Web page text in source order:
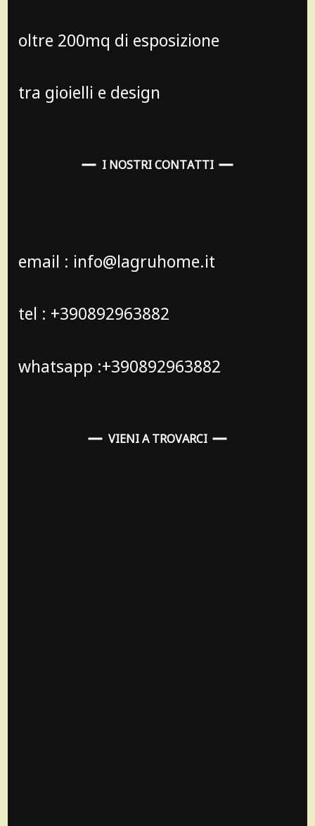
oltre 200mq di esposizione
tra gioielli e design
I NOSTRI CONTATTI
email : info@lagruhome.it
tel : +390892963882
whatsapp :+390892963882
VIENI A TROVARCI